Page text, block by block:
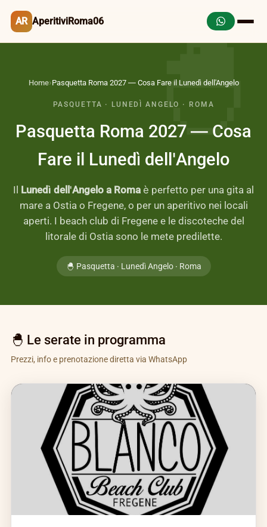
AR AperitiviRoma06
Home›Pasquetta Roma 2027 — Cosa Fare il Lunedì dell'Angelo
PASQUETTA · LUNEDÌ ANGELO · ROMA
Pasquetta Roma 2027 — Cosa
Fare il Lunedì dell'Angelo
Il Lunedì dell'Angelo a Roma è perfetto per una gita al
mare a Ostia o Fregene, o per un aperitivo nei locali
aperti. I beach club di Fregene e le discoteche del
litorale di Ostia sono le mete predilette.
🐣 Pasquetta · Lunedì Angelo · Roma
🐣 Le serate in programma
Prezzi, info e prenotazione diretta via WhatsApp